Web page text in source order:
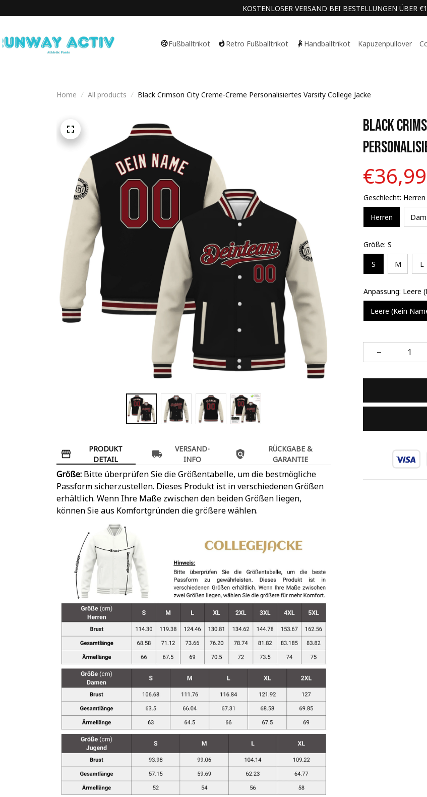
KOSTENLOSER VERSAND BEI BESTELLUNGEN ÜBER
Fußballtrikot Retro Fußballtrikot Handballtrikot Kapuzenpullover
Home All products Black Crimson City Creme-Creme Personalisiertes Varsity College Jacke
PRODUKT
DETAIL
VERSAND-
INFO
RÜCKGABE &
GARANTIE
Größe: Bitte überprüfen Sie die Größentabelle, um die bestmögliche
Passform sicherzustellen. Dieses Produkt ist in verschiedenen Größen
erhältlich. Wenn Ihre Maße zwischen den beiden Größen liegen,
können Sie aus Komfortgründen die größere wählen.
Black
€36,99
Geschlecht: Herren
Herren
Größe: S
S M L
Anpassung: Leere
Leere (Kein